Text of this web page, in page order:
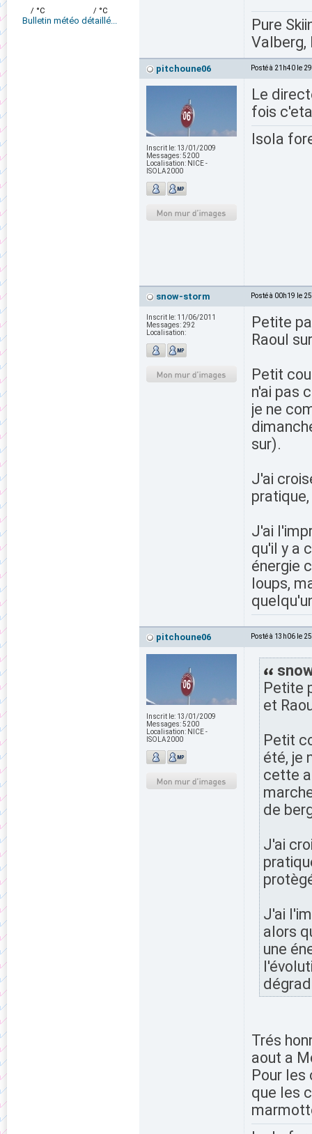
/ °C / °C
Bulletin météo détaillé...
Pure
Valberg,
pitchoune06 Posté à 21h40 le
Inscrit le: 13/01/2009
Messages:5200
Localisation: NICE -
ISOLA2000
Le
fois
Isola
snow-storm Posté à 00h19 le
Inscrit le: 11/06/2011
Messages: 292
Localisation:
Petite
Raoul
Petit
n'ai pas
je ne
sur).
J'ai
J'ai
qu'il y a
énergie
loups,
pitchoune06 Posté à 13h06 le
Inscrit le: 13/01/2009
Messages:5200
Localisation: NICE -
ISOLA2000
Petite
et
Petit
été, je
cette
de
J'ai
J'ai
alors
une
Trés
aout a
Pour les
que les